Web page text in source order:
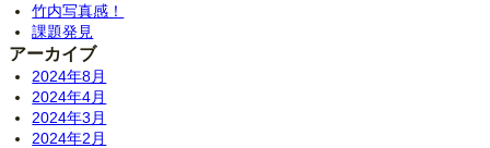
竹内写真感！
課題発見
アーカイブ
2024年8月
2024年4月
2024年3月
2024年2月